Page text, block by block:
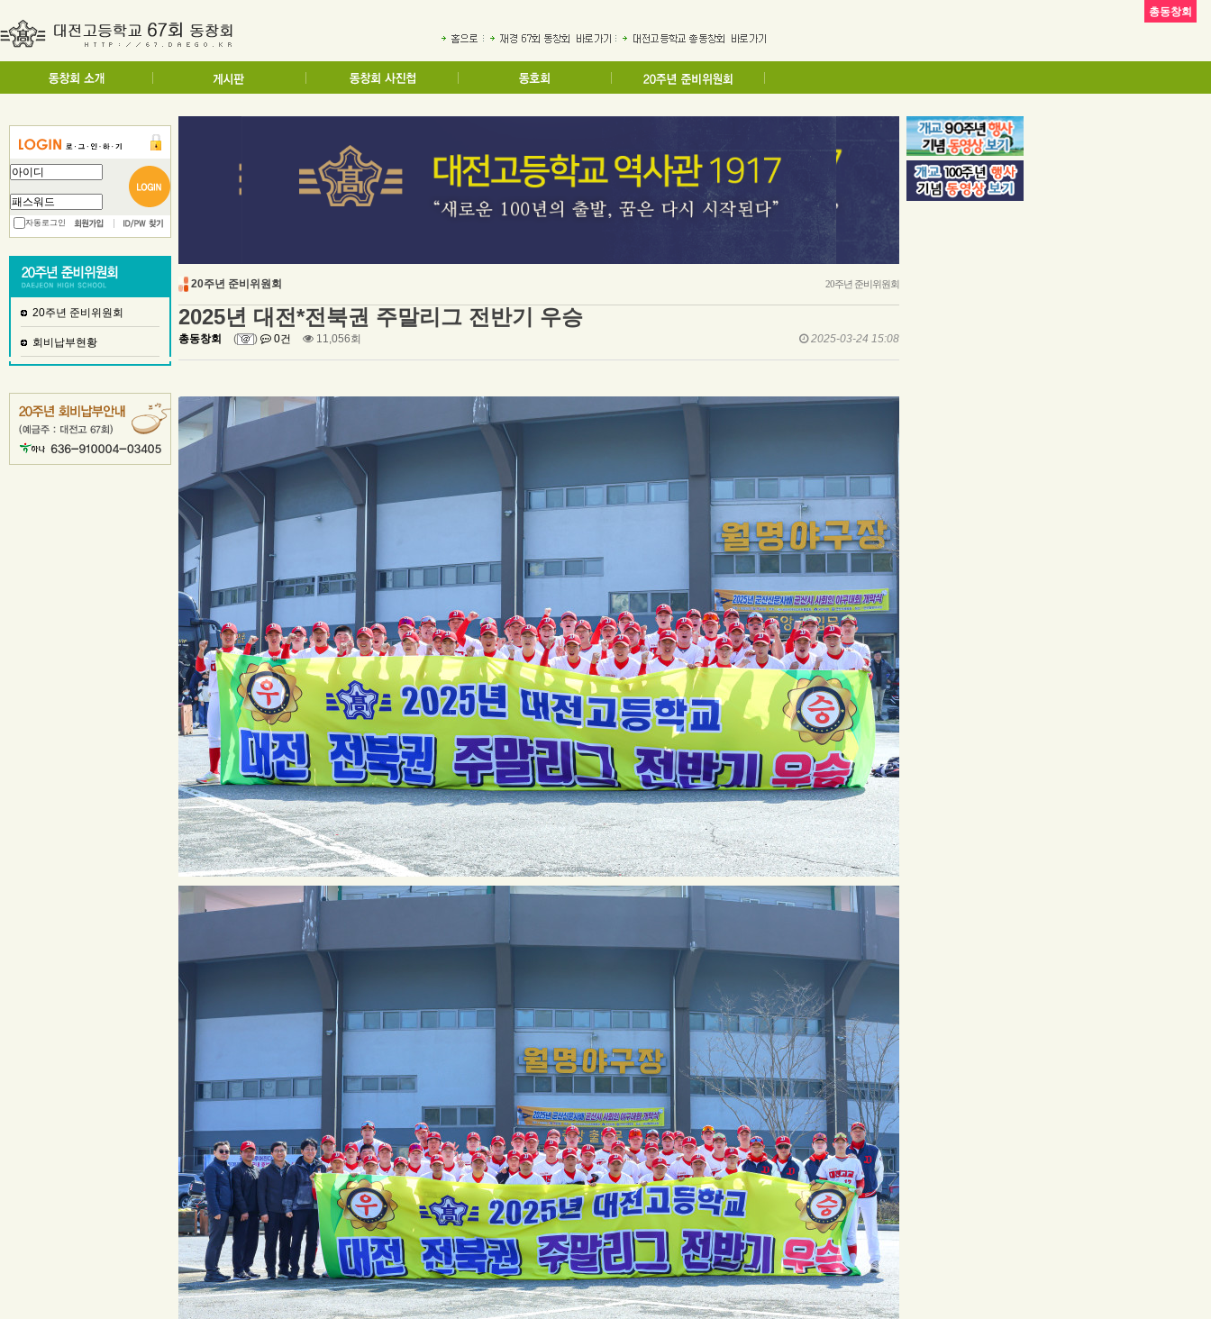
자동로그인
20주년 준비위원회
회비납부현황
20주년 준비위원회 20주년 준비위원회
총동창회
2025년 대전*전북권 주말리그 전반기 우승
총동창회 ( ) 0건 11,056회 2025-03-24 15:08